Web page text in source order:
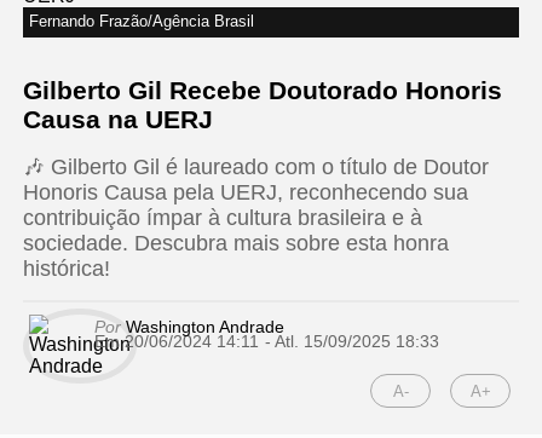
Fernando Frazão/Agência Brasil
Gilberto Gil Recebe Doutorado Honoris
Causa na UERJ
🎶 Gilberto Gil é laureado com o título de Doutor
Honoris Causa pela UERJ, reconhecendo sua
contribuição ímpar à cultura brasileira e à
sociedade. Descubra mais sobre esta honra
histórica!
Por Washington Andrade
Em 20/06/2024 14:11 - Atl. 15/09/2025 18:33
A- A+